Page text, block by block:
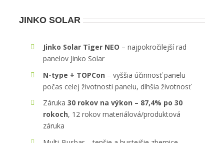
JINKO SOLAR
Jinko Solar Tiger NEO – najpokročilejší rad
panelov Jinko Solar
N-type + TOPCon – vyššia účinnosť panelu
počas celej životnosti panelu, dlhšia životnosť
Záruka30 rokov na výkon – 87,4% po 30
rokoch, 12 rokov materiálová/produktová
záruka